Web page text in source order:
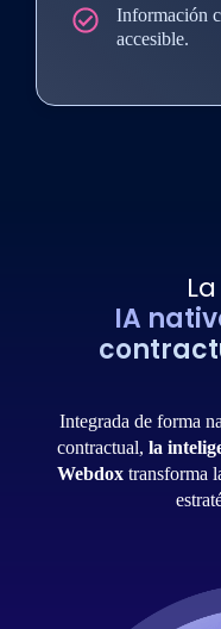
Información
accesible.
IA
Integrada de forma
contractual, la
Webdox transforma